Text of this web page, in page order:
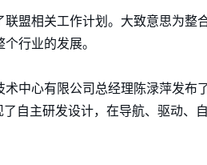
联盟相关工作计划。大致意思为
行业的发展。
中心有限公司总经理陈渌萍发布
自主研发设计，在导航、驱动、